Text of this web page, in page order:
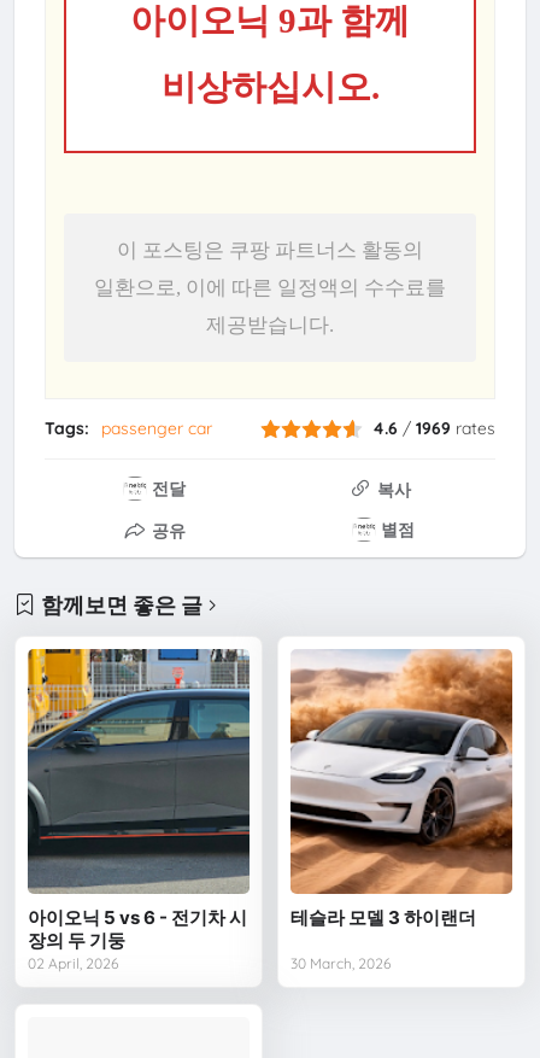
아이오닉 9과 함께
비상하십시오.
이 포스팅은 쿠팡 파트너스 활동의
일환으로, 이에 따른 일정액의 수수료를
제공받습니다.
Tags: passenger car 4.6 /1969 rates
전달
복사
공유
별점
함께보면 좋은 글
아이오닉 5 vs 6 - 전기차 시
장의 두 기둥
02 April, 2026
테슬라 모델 3 하이랜더
30 March, 2026